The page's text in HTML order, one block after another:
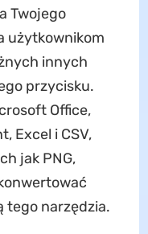
Twojego
użytkownikom
innych
przycisku.
Office,
Excel i CSV,
jak PNG,
tego narzędzia.